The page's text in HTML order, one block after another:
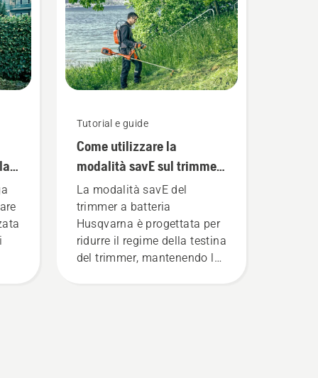
Tutorial e guide
Come utilizzare la
modalità savE sul trimmer
a batteria
La modalità savE del
trimmer a batteria
Husqvarna è progettata per
ridurre il regime della testina
del trimmer, mantenendo la